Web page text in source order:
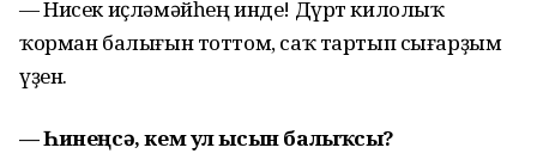
— Нисек иҫләмәйһең инде! Дүрт килолыҡ
ҡорман балығын тоттом, саҡ тартып сығарҙым
үҙен.
— Һинеңсә, кем ул ысын балыҡсы?